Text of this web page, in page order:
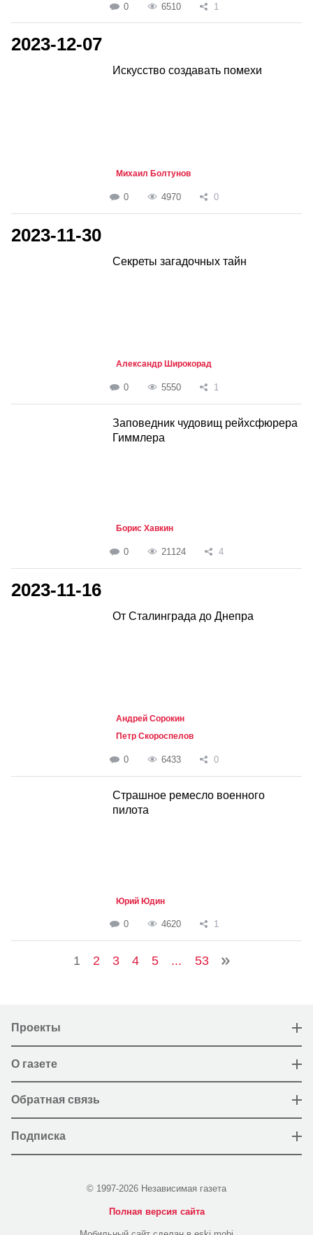
0 6510 1
2023-12-07
Искусство создавать помехи
Михаил Болтунов
0 4970 0
2023-11-30
Секреты загадочных тайн
Александр Широкорад
0 5550 1
Заповедник чудовищ рейхсфюрера
Гиммлера
Борис Хавкин
0 21124 4
2023-11-16
От Сталинграда до Днепра
Андрей Сорокин
Петр Скороспелов
0 6433 0
Страшное ремесло военного
пилота
Юрий Юдин
0 4620 1
1 2 3 4 5 ... 53
Проекты
О газете
Обратная связь
Подписка
© 1997-2026 Независимая газета
Полная версия сайта